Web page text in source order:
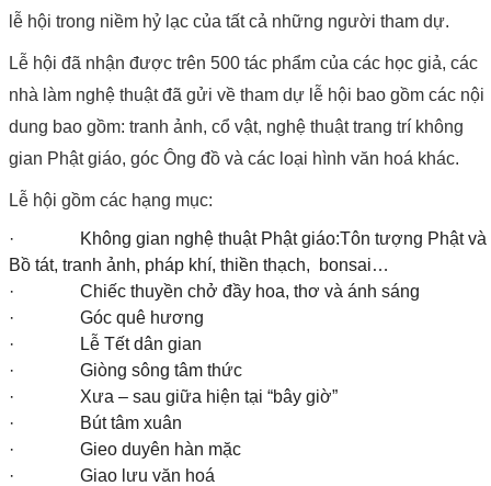
lễ hội trong niềm hỷ lạc của tất cả những người tham dự.
Lễ hội đã nhận được trên 500 tác phẩm của các học giả, các
nhà làm nghệ thuật đã gửi về tham dự lễ hội bao gồm các nội
dung bao gồm: tranh ảnh, cổ vật, nghệ thuật trang trí không
gian Phật giáo, góc Ông đồ và các loại hình văn hoá khác.
Lễ hội gồm các hạng mục:
· Không gian nghệ thuật Phật giáo:Tôn tượng Phật và
Bồ tát, tranh ảnh, pháp khí, thiền thạch, bonsai…
· Chiếc thuyền chở đầy hoa, thơ và ánh sáng
· Góc quê hương
· Lễ Tết dân gian
· Giòng sông tâm thức
· Xưa – sau giữa hiện tại “bây giờ”
· Bút tâm xuân
· Gieo duyên hàn mặc
· Giao lưu văn hoá